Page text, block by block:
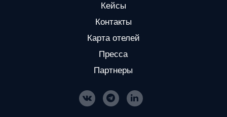
Кейсы
Контакты
Карта отелей
Пресса
Партнеры